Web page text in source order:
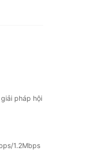
pháp hội
1.2Mbps